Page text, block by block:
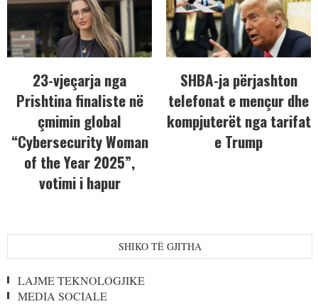
23-vjeçarja nga
Prishtina finaliste në
çmimin global
“Cybersecurity Woman
of the Year 2025”,
votimi i hapur
SHBA-ja përjashton
telefonat e mençur dhe
kompjuterët nga tarifat
e Trump
SHIKO TË GJITHA
LAJME TEKNOLOGJIKE
MEDIA SOCIALE